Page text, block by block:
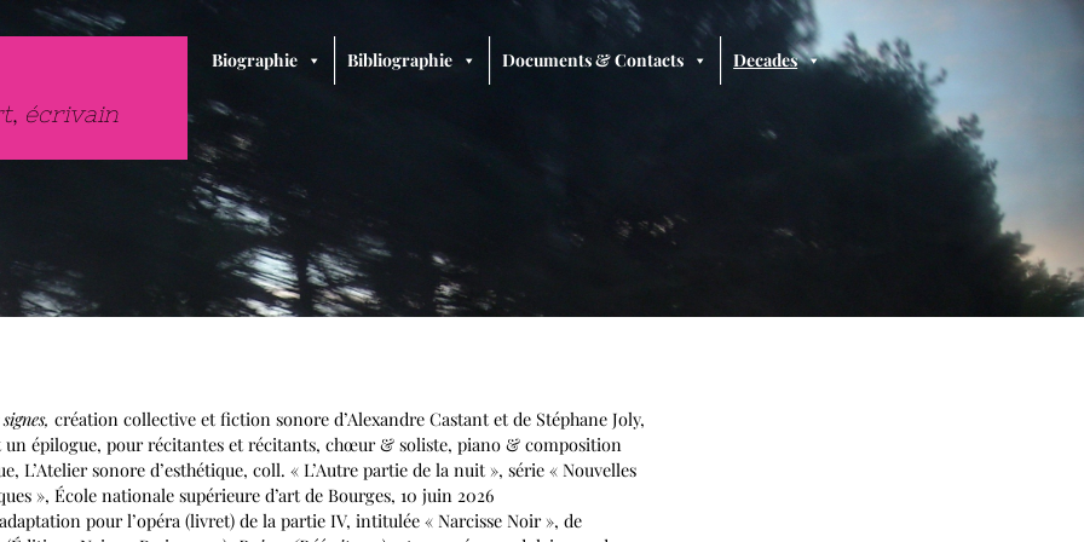
, écrivain
Biographie Bibliographie Documents & Contacts Decades
création collective et fiction sonore d’Alexandre Castant et de Stéphane Joly,
épilogue, pour récitantes et récitants, chœur & soliste, piano & composition
sonore d’esthétique, coll. « L’Autre partie de la nuit », série « Nouvelles
», École nationale supérieure d’art de Bourges, 10 juin 2026
pour l’opéra (livret) de la partie IV, intitulée « Narcisse Noir », de